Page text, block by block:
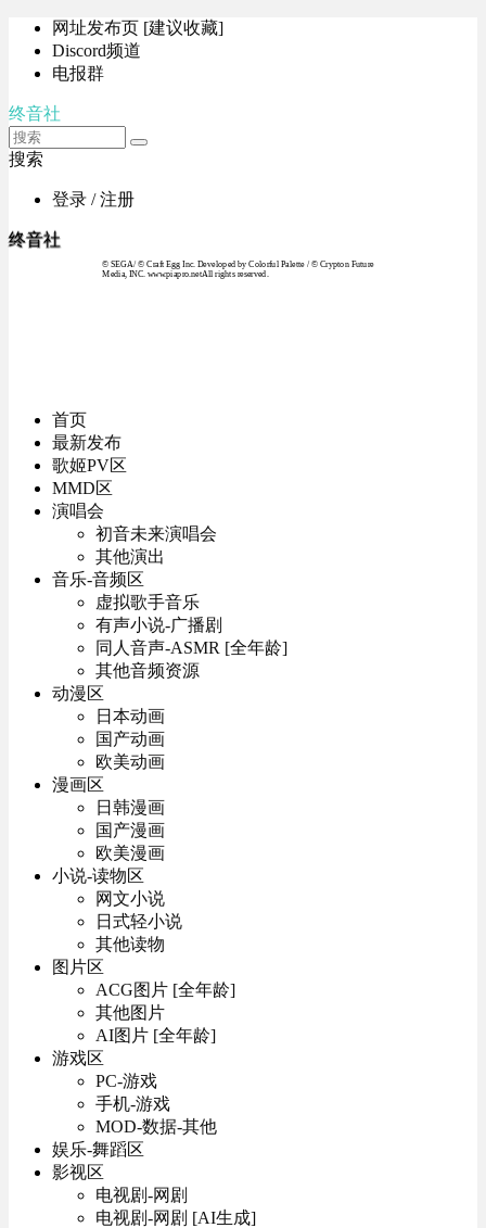
网址发布页 [建议收藏]
Discord频道
电报群
终音社
搜索
登录 / 注册
终音社
© SEGA / © Craft Egg Inc. Developed by Colorful Palette / © Crypton Future
Media, INC. www.piapro.netAll rights reserved.
首页
最新发布
歌姬PV区
MMD区
演唱会
初音未来演唱会
其他演出
音乐-音频区
虚拟歌手音乐
有声小说-广播剧
同人音声-ASMR [全年龄]
其他音频资源
动漫区
日本动画
国产动画
欧美动画
漫画区
日韩漫画
国产漫画
欧美漫画
小说-读物区
网文小说
日式轻小说
其他读物
图片区
ACG图片 [全年龄]
其他图片
AI图片 [全年龄]
游戏区
PC-游戏
手机-游戏
MOD-数据-其他
娱乐-舞蹈区
影视区
电视剧-网剧
电视剧-网剧 [AI生成]